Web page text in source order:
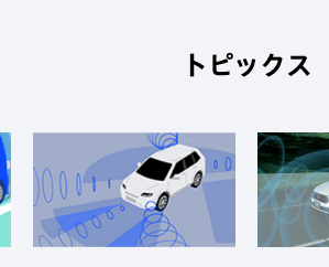
トピックス